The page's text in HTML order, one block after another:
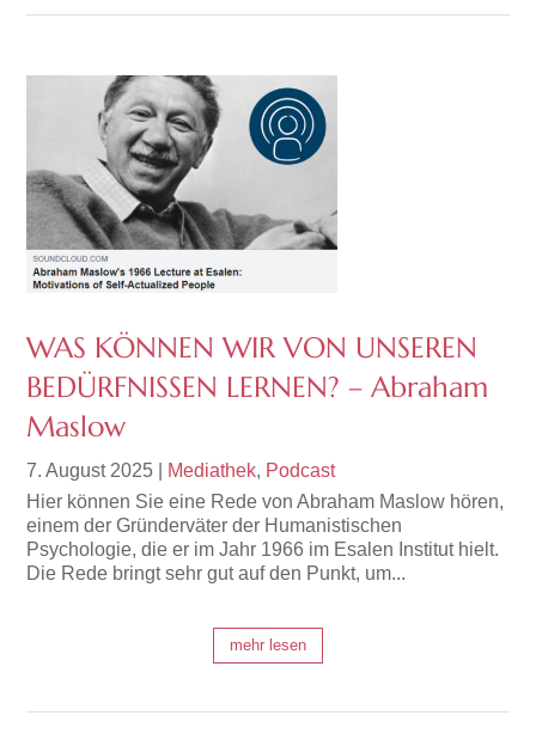
WAS KÖNNEN WIR VON UNSEREN
BEDÜRFNISSEN LERNEN? – Abraham
Maslow
7. August 2025 Mediathek, Podcast
Hier können Sie eine Rede von Abraham Maslow hören,
einem der Gründerväter der Humanistischen
Psychologie, die er im Jahr 1966 im Esalen Institut hielt.
Die Rede bringt sehr gut auf den Punkt, um...
mehr lesen